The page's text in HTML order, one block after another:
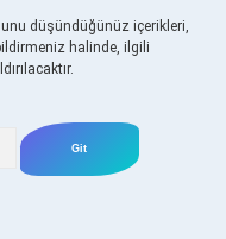
düşündüğünüz içerikleri,
halinde, ilgili